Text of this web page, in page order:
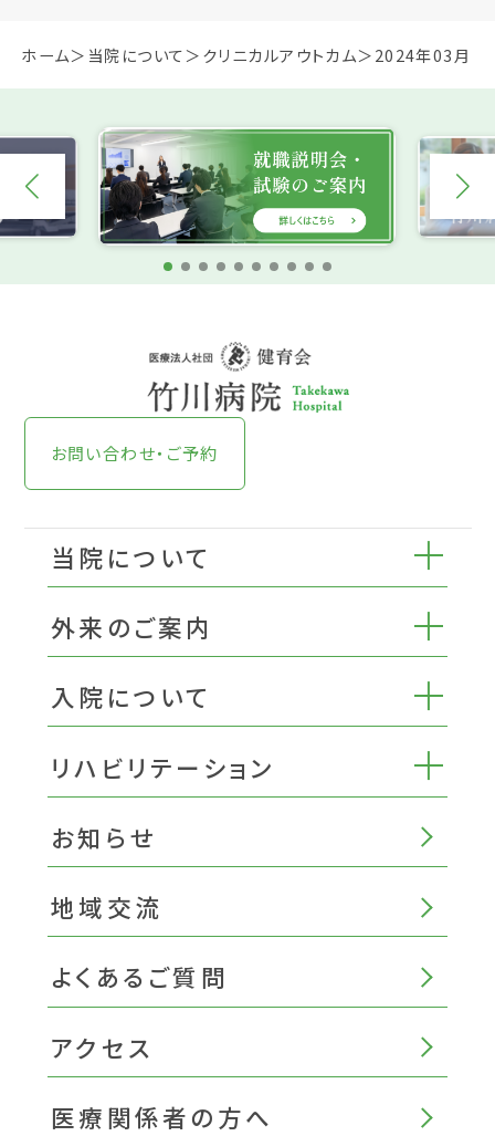
ホーム 当院について クリニカルアウトカム 2024年03月
お問い合わせ・ご予約
当院について
外来のご案内
入院について
リハビリテーション
お知らせ
地域交流
よくあるご質問
アクセス
医療関係者の方へ